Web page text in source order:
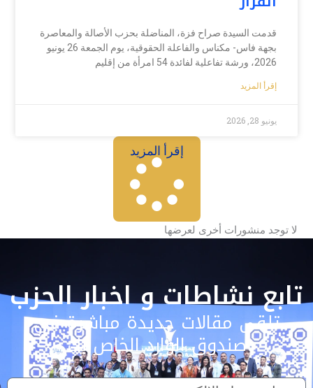
قدمت السيدة صراح فزة، المناضلة بحزب الأصالة والمعاصرة
بجهة فاس- مكناس والفاعلة الحقوقية، يوم الجمعة 26 يونيو
2026، ورشة تفاعلية لفائدة 54 امرأة من إقليم
إقرأ المزيد
يونيو 28, 2026
إقرأ المزيد
لا توجد منشورات أخرى لعرضها
تابع نشاطات و اخبار الحزب
تلقى مقالات جديدة مباشرة في
صندوق الوارد الخاص بك